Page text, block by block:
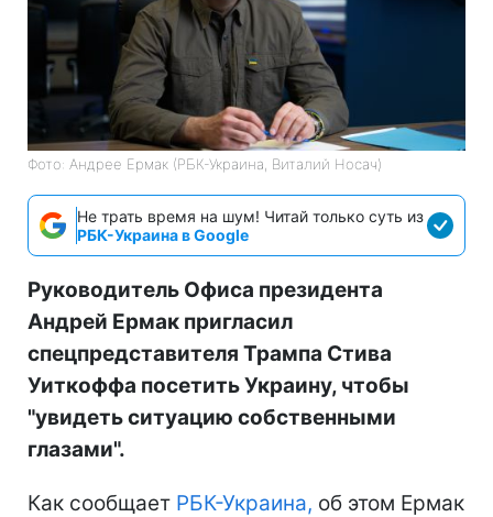
Фото: Андрее Ермак (РБК-Украина, Виталий Носач)
Не трать время на шум! Читай только суть из
РБК-Украина в Google
Руководитель Офиса президента
Андрей Ермак пригласил
спецпредставителя Трампа Стива
Уиткоффа посетить Украину, чтобы
"увидеть ситуацию собственными
глазами".
Как сообщает РБК-Украина, об этом Ермак